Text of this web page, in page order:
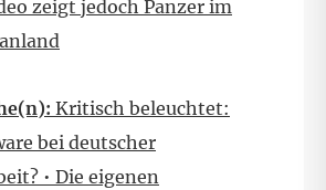
zeigt jedoch Panzer im
Kritisch beleuchtet:
bei deutscher
• Die eigenen